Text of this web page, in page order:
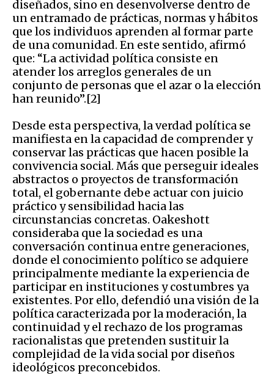
diseñados, sino en desenvolverse dentro de
un entramado de prácticas, normas y hábitos
que los individuos aprenden al formar parte
de una comunidad. En este sentido, afirmó
que: “La actividad política consiste en
atender los arreglos generales de un
conjunto de personas que el azar o la elección
han reunido”.[2]
Desde esta perspectiva, la verdad política se
manifiesta en la capacidad de comprender y
conservar las prácticas que hacen posible la
convivencia social. Más que perseguir ideales
abstractos o proyectos de transformación
total, el gobernante debe actuar con juicio
práctico y sensibilidad hacia las
circunstancias concretas. Oakeshott
consideraba que la sociedad es una
conversación continua entre generaciones,
donde el conocimiento político se adquiere
principalmente mediante la experiencia de
participar en instituciones y costumbres ya
existentes. Por ello, defendió una visión de la
política caracterizada por la moderación, la
continuidad y el rechazo de los programas
racionalistas que pretenden sustituir la
complejidad de la vida social por diseños
ideológicos preconcebidos.